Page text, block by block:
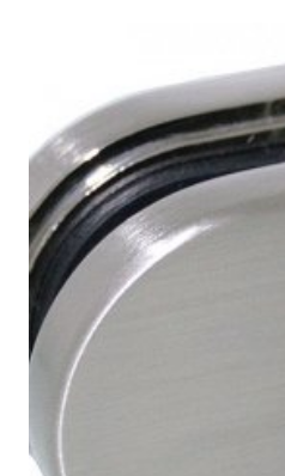
aantal